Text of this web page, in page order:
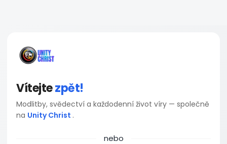
Vítejtezpět!
Modlitby, svědectví a každodenní život víry — společně
na Unity Christ .
nebo